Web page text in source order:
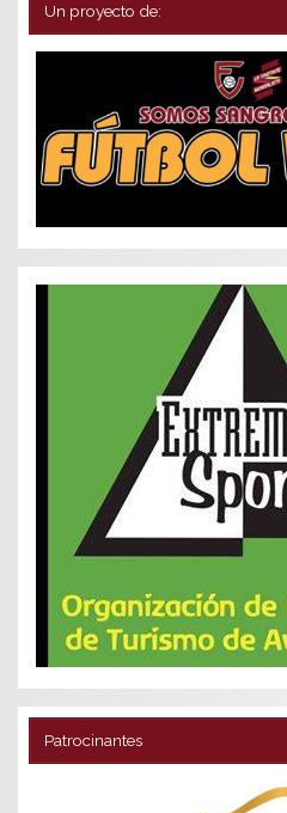
Un proyecto de:
Patrocinantes